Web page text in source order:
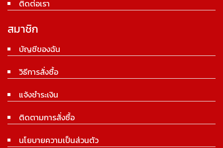
ติดต่อเรา
สมาชิก
บัญชีของฉัน
วิธีการสั่งซื้อ
แจ้งชำระเงิน
ติดตามการสั่งซื้อ
นโยบายความเป็นส่วนตัว